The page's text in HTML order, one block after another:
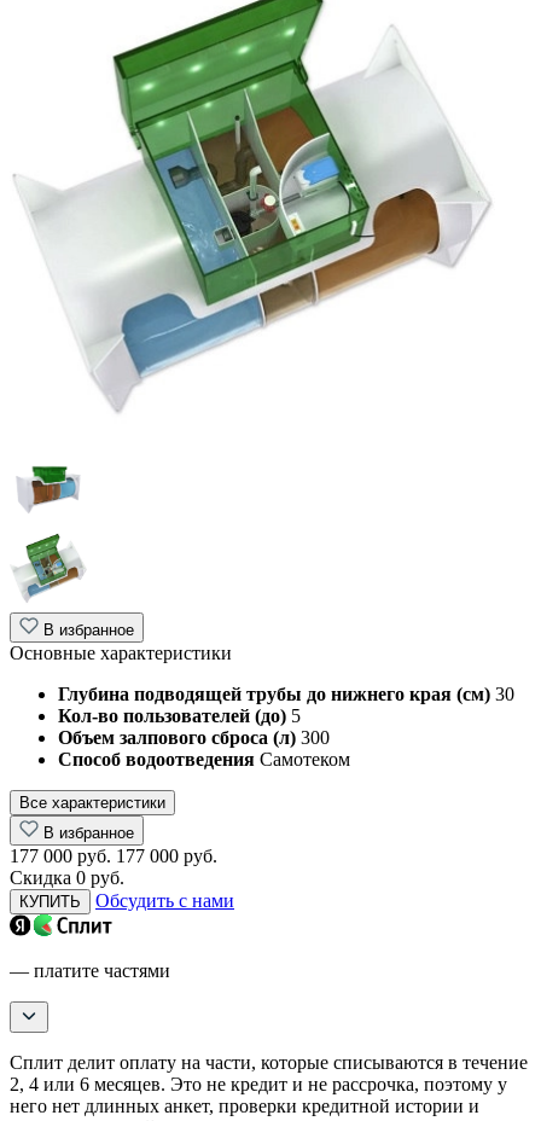
В избранное
Основные характеристики
Глубина подводящей трубы до нижнего края (см) 30
Кол-во пользователей (до) 5
Объем залпового сброса (л) 300
Способ водоотведения Самотеком
Все характеристики
В избранное
177 000 руб. 177 000 руб.
Скидка 0 руб.
КУПИТЬ Обсудить с нами
— платите частями
Сплит делит оплату на части, которые списываются в течение
2, 4 или 6 месяцев. Это не кредит и не рассрочка, поэтому у
него нет длинных анкет, проверки кредитной истории и